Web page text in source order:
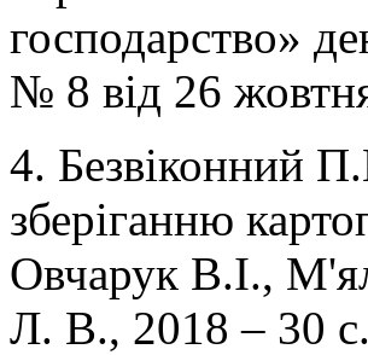
господарство»
№ 8 від 26
4. Безвіконний
зберіганню
Овчарук В.І.,
Л. В., 2018 – 30 с.